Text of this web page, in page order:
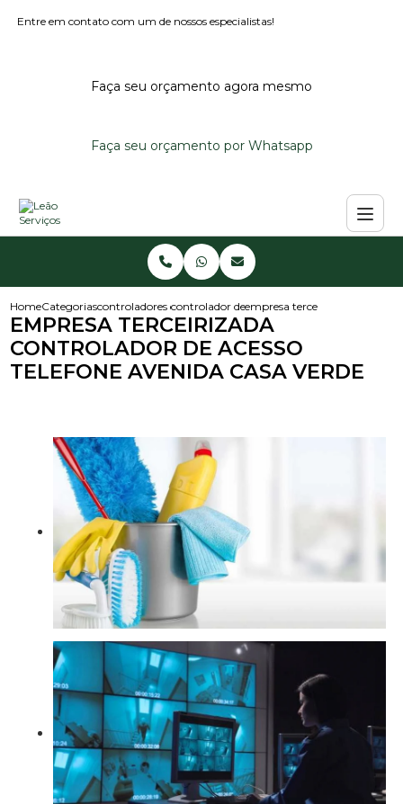
Entre em contato com um de nossos especialistas!
Faça seu orçamento agora mesmo
Faça seu orçamento por Whatsapp
HomeCategoriascontroladores de acessocontrolador de acesso portaria
empresa terceirizada
EMPRESA TERCEIRIZADA
CONTROLADOR DE ACESSO
TELEFONE AVENIDA CASA VERDE